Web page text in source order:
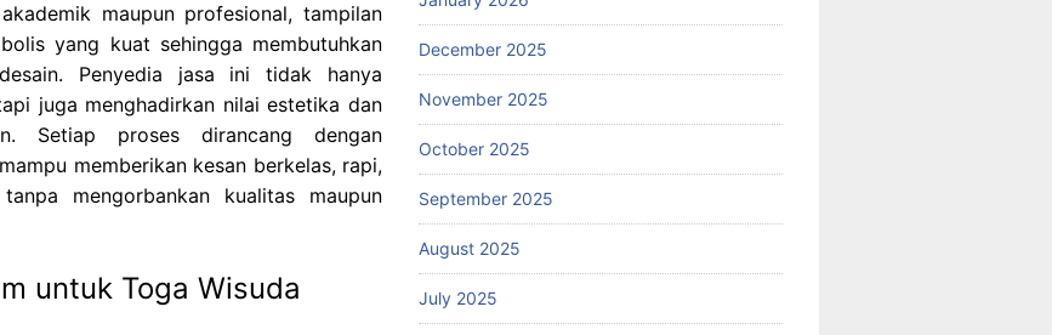
maupun profesional, tampilan
yang kuat sehingga membutuhkan
Penyedia jasa ini tidak hanya
juga menghadirkan nilai estetika dan
Setiap proses dirancang dengan
memberikan kesan berkelas, rapi,
mengorbankan kualitas maupun
untuk Toga Wisuda
December 2025
November 2025
October 2025
September 2025
August 2025
July 2025